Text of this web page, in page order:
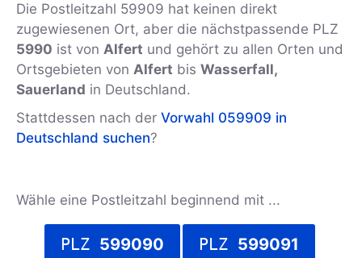
Die Postleitzahl 59909 hat keinen direkt
zugewiesenen Ort, aber die nächstpassende PLZ
5990 ist von Alfert und gehört zu allen Orten und
Ortsgebieten von Alfert bis Wasserfall,
Sauerland in Deutschland.
Stattdessen nach der Vorwahl 059909 in
Deutschland suchen?
Wähle eine Postleitzahl beginnend mit ...
PLZ 599090 PLZ 599091